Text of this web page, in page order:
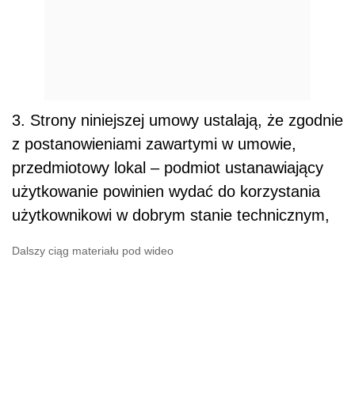
3. Strony niniejszej umowy ustalają, że zgodnie
z postanowieniami zawartymi w umowie,
przedmiotowy lokal – podmiot ustanawiający
użytkowanie powinien wydać do korzystania
użytkownikowi w dobrym stanie technicznym,
Dalszy ciąg materiału pod wideo